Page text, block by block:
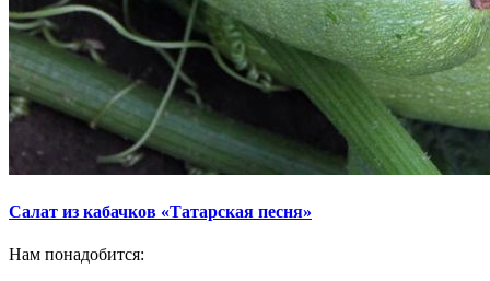
Салат из кабачков «Татарская песня»
Нам понадобится: